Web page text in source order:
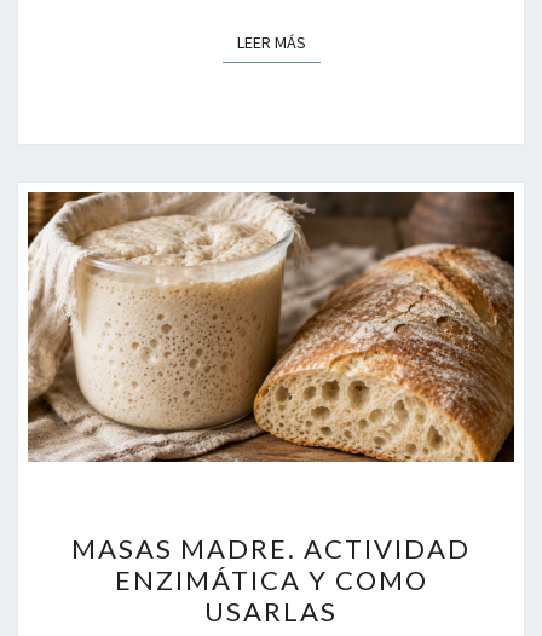
LEER MÁSLEER MÁS
MADRE.
ACTIVIDAD
ENZIMÁTICA
MASAS MADRE. ACTIVIDAD
ENZIMÁTICA Y COMO
USARLAS